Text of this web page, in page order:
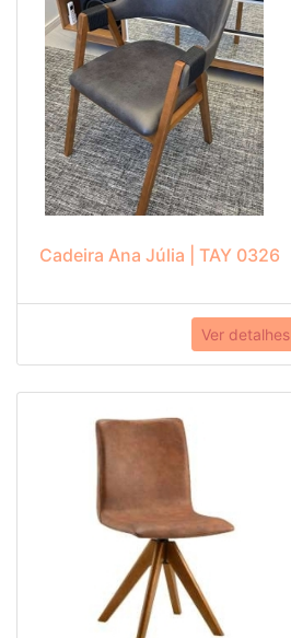
Cadeira Ana Júlia | TAY 0326
Ver detalhes